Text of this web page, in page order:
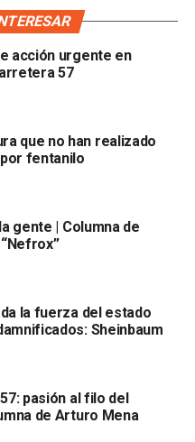
Elsa Méndez
Herrera Martínez,
la sesión
Miguel Ángel Torres
PAN.
la verdadera
acción urgente en
57
que no han realizado
fentanilo
gente | Columna de
la fuerza del estado
Sheinbaum
pasión al filo del
de Arturo Mena